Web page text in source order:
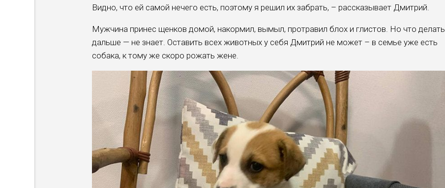
Видно, что ей самой нечего есть, поэтому я решил их забрать, – рассказывает Дмитрий.
Мужчина принес щенков домой, накормил, вымыл, протравил блох и глистов. Но что делать
дальше — не знает. Оставить всех животных у себя Дмитрий не может – в семье уже есть
собака, к тому же скоро рожать жене.